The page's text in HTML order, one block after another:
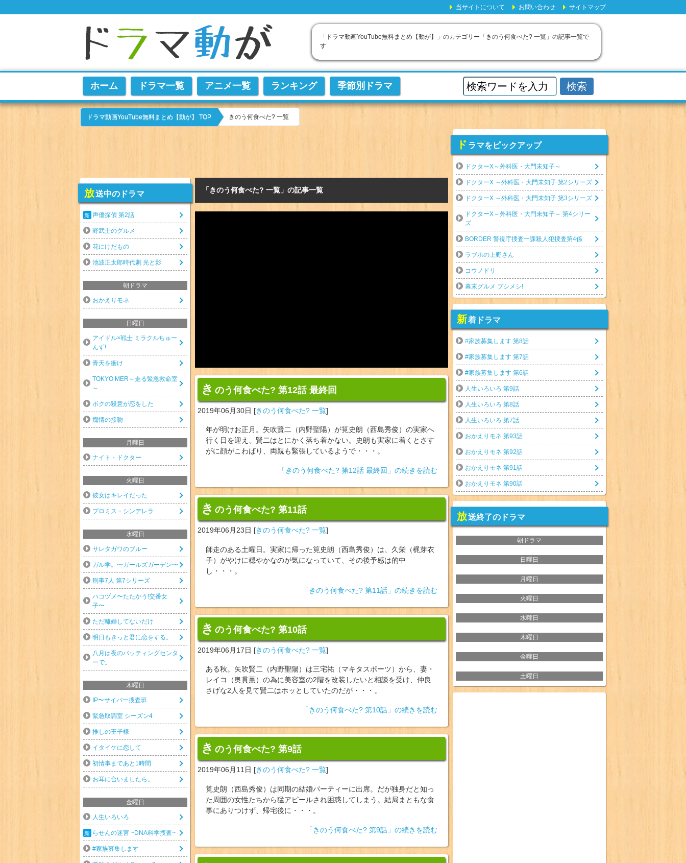
「ドラマ動画YouTube無料まとめ【動が】」のカテゴリー「きのう何食べた? 一覧」の記事一覧で
す
ホーム ドラマ一覧 アニメ一覧 ランキング 季節別ドラマ
ドラマ動画YouTube無料まとめ【動が】 TOP きのう何食べた? 一覧
「きのう何食べた? 一覧」の記事一覧
き のう何食べた? 第12話 最終回
2019年06月30日 [きのう何食べた? 一覧]
年が明けお正月。矢吹賢二（内野聖陽）が筧史朗（西島秀俊）の実家へ
行く日を迎え、賢二はとにかく落ち着かない。史朗も実家に着くとさす
がに顔がこわばり、両親も緊張しているようで・・・。
「きのう何食べた? 第12話 最終回」の続きを読む
き のう何食べた? 第11話
2019年06月23日 [きのう何食べた? 一覧]
師走のある土曜日。実家に帰った筧史朗（西島秀俊）は、久栄（梶芽衣
子）がやけに穏やかなのが気になっていて、その後予感は的中
し・・・。
「きのう何食べた? 第11話」の続きを読む
き のう何食べた? 第10話
2019年06月17日 [きのう何食べた? 一覧]
ある秋。矢吹賢二（内野聖陽）は三宅祐（マキタスポーツ）から、妻・
レイコ（奥貫薫）の為に美容室の2階を改装したいと相談を受け、仲良
さげな2人を見て賢二はホッとしていたのだが・・・。
「きのう何食べた? 第10話」の続きを読む
き のう何食べた? 第9話
2019年06月11日 [きのう何食べた? 一覧]
筧史朗（西島秀俊）は同期の結婚パーティーに出席。だが独身だと知っ
た周囲の女性たちから猛アピールされ困惑してしまう。結局まともな食
事にありつけず、帰宅後に・・・。
「きのう何食べた? 第9話」の続きを読む
放送中のドラマ
声優探偵 第2話
野武士のグルメ
花にけだもの
池波正太郎時代劇 光と影
朝ドラマ
おかえりモネ
日曜日
アイドル×戦士 ミラクルちゅー
んず!
青天を衝け
TOKYO MER～走る緊急救命室
～
ボクの殺意が恋をした
痴情の接吻
月曜日
ナイト・ドクター
火曜日
彼女はキレイだった
プロミス・シンデレラ
水曜日
サレタガワのブルー
ガル学。〜ガールズガーデン〜
刑事7人 第7シリーズ
ハコヅメ〜たたかう!交番女
子〜
ただ離婚してないだけ
明日もきっと君に恋をする。
八月は夜のバッティングセンタ
ーで。
木曜日
IP〜サイバー捜査班
緊急取調室 シーズン4
推しの王子様
イタイケに恋して
初情事まであと1時間
お耳に合いましたら。
金曜日
人生いろいろ
らせんの迷宮 ~DNA科学捜査~
#家族募集します
ド ラマをピックアップ
ドクターX～外科医・大門未知子～
ドクターX ～外科医・大門未知子 第2シリーズ
ドクターX ～外科医・大門未知子 第3シリーズ
ドクターX～外科医・大門未知子～ 第4シリー
ズ
BORDER 警視庁捜査一課殺人犯捜査第4係
ラブホの上野さん
コウノドリ
幕末グルメ ブシメシ!
新着ドラマ
#家族募集します 第8話
#家族募集します 第7話
#家族募集します 第6話
人生いろいろ 第9話
人生いろいろ 第8話
人生いろいろ 第7話
おかえりモネ 第93話
おかえりモネ 第92話
おかえりモネ 第91話
おかえりモネ 第90話
放送終了のドラマ
朝ドラマ
日曜日
月曜日
火曜日
水曜日
木曜日
金曜日
土曜日
当サイトについて お問い合わせ サイトマップ